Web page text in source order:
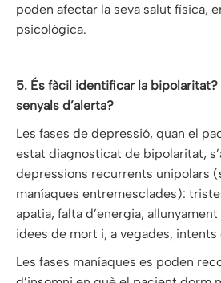
poden afectar la seva salut física,
psicològica.
5. És fàcil identificar la bipolaritat?
senyals d’alerta?
Les fases de depressió, quan el
estat diagnosticat de bipolaritat,
depressions recurrents unipolars
maníaques entremesclades):
apatia, falta d’energia,
idees de mort i, a vegades,
Les fases maníaques es poden